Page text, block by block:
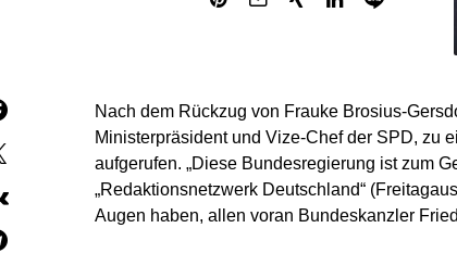
Nach dem Rückzug von Frauke Brosius-
Ministerpräsident und Vize-Chef der SPD, zu
aufgerufen. „Diese Bundesregierung ist zum
„Redaktionsnetzwerk Deutschland“
Augen haben, allen voran Bundeskanzler